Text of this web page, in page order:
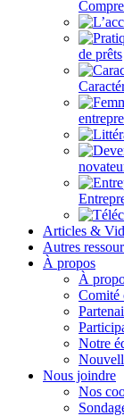
de prêts
Articles &
Autres
À propos
À
Comité
Notre
Nous joindre
Nos